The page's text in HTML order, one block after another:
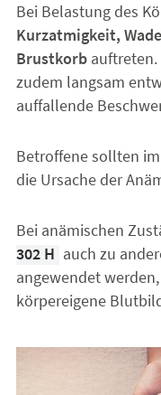
Bei Belastung des
Kurzatmigkeit,
Brustkorbauftreten.
zudem langsam
auffallende
Betroffene sollten
die Ursache der
Bei anämischen
302 H auch zu
angewendet
körpereigene